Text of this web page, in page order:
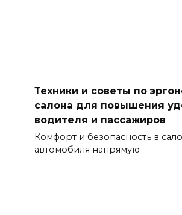
Техники и советы по
салона для повышения
водителя и пассажиров
Комфорт и безопасность в
автомобиля напрямую